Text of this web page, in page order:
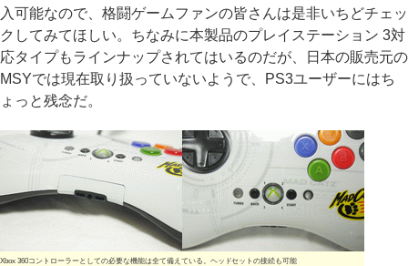
入可能なので、格闘ゲームファンの皆さんは是非いちどチェッ
クしてみてほしい。ちなみに本製品のプレイステーション 3対
応タイプもラインナップされてはいるのだが、日本の販売元の
MSYでは現在取り扱っていないようで、PS3ユーザーにはち
ょっと残念だ。
Xbox 360コントローラーとしての必要な機能は全て備えている。ヘッドセットの接続も可能